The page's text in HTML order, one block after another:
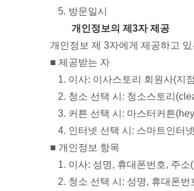
방문일시
개인정보의 제3자 제공
개인정보 제 3자에게 제공하고
■ 제공받는 자
이사: 이사스토리 회원사(지
청소 선택 시: 청소스토리
커튼 선택 시: 마스터커튼
인터넷 선택 시: 스마트인터
■ 개인정보 항목
이사: 성명, 휴대폰번호, 주
청소 선택 시: 성명, 휴대폰